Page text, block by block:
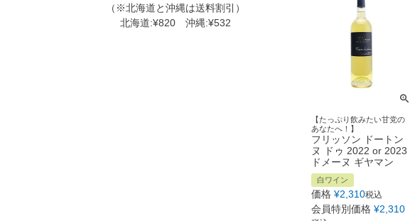
（※北海道と沖縄は送料割引）
北海道:¥820 沖縄:¥532
【たっぷり飲みたい甘党の
あなたへ！】
フリッソン ドートン
ヌ ドゥ 2022 or 2023
ドメーヌ ギヤマン
白ワイン
価格 ¥2,310税込
会員特別価格 ¥2,310